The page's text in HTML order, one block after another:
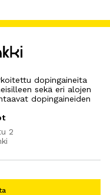
dopingaineita
sekä eri alojen
dopingaineiden
2